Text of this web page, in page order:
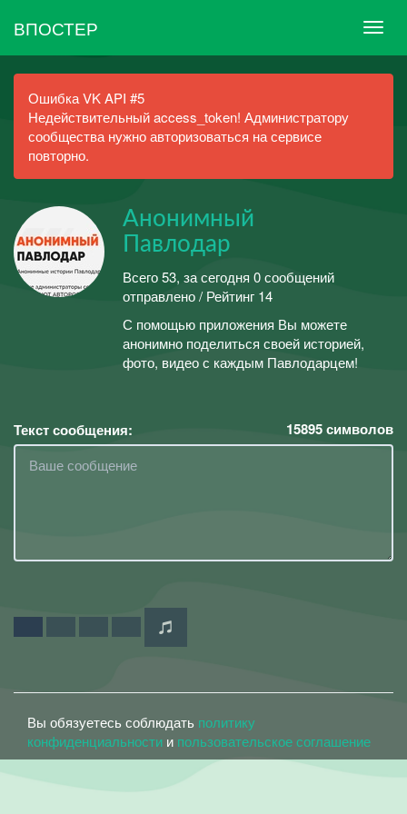
ВПОСТЕР
Ошибка VK API #5
Недействительный access_token! Администратору
сообщества нужно авторизоваться на сервисе
повторно.
Анонимный
Павлодар
Всего 53, за сегодня 0 сообщений
отправлено / Рейтинг 14
С помощью приложения Вы можете
анонимно поделиться своей историей,
фото, видео с каждым Павлодарцем!
Текст сообщения: 15895символов
Вы обязуетесь соблюдать политику
конфиденциальности и пользовательское соглашение